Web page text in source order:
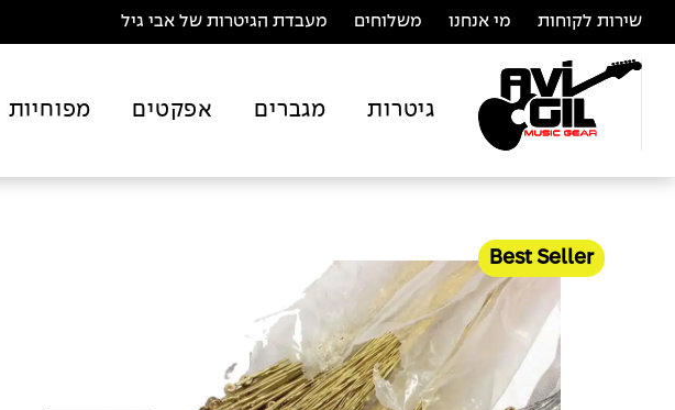
שירות לקוחות מי אנחנו משלוחים מעבדת הגיטרות של אבי גיל
גיטרות מגברים אפקטים מפוחיות
Best Seller